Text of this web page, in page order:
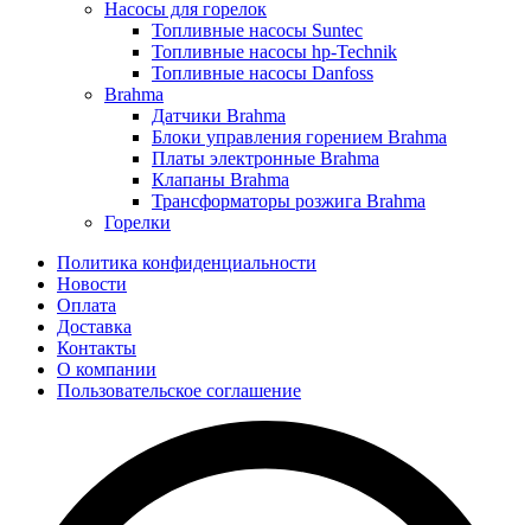
Насосы для горелок
Топливные насосы Suntec
Топливные насосы hp-Technik
Топливные насосы Danfoss
Brahma
Датчики Brahma
Блоки управления горением Brahma
Платы электронные Brahma
Клапаны Brahma
Трансформаторы розжига Brahma
Горелки
Политика конфиденциальности
Новости
Оплата
Доставка
Контакты
О компании
Пользовательское соглашение